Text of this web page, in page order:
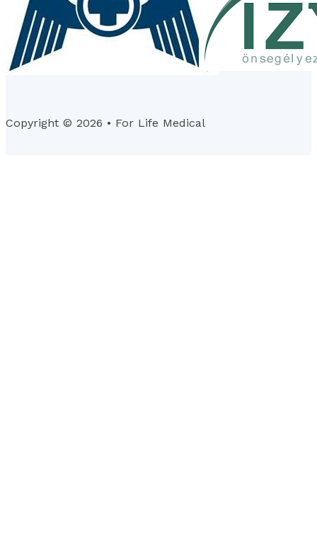
Copyright © 2026 • For Life Medical